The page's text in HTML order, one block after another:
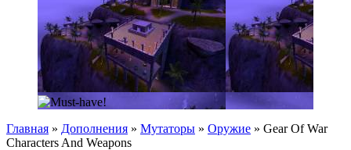
Главная » Дополнения » Мутаторы » Оружие » Gear Of War
Characters And Weapons